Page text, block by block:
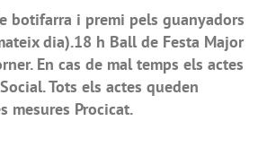
botifarra i premi pels guanyadors
dia).18 h Ball de Festa Major
En cas de mal temps els actes
Tots els actes queden
mesures Procicat.